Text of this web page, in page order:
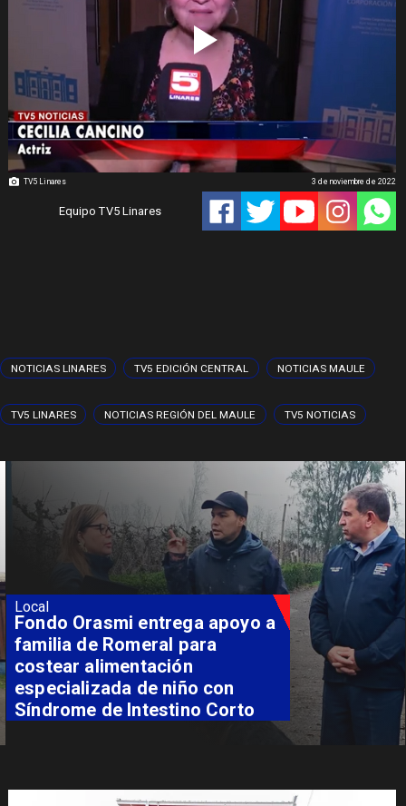
TV5 Linares
Equipo TV5 Linares
3 de noviembre de 2022
NOTICIAS LINARES TV5 EDICIÓN CENTRAL NOTICIAS MAULE
TV5 LINARES NOTICIAS REGIÓN DEL MAULE TV5 NOTICIAS
Local
Fondo Orasmi entrega apoyo a
familia de Romeral para
costear alimentación
especializada de niño con
Síndrome de Intestino Corto